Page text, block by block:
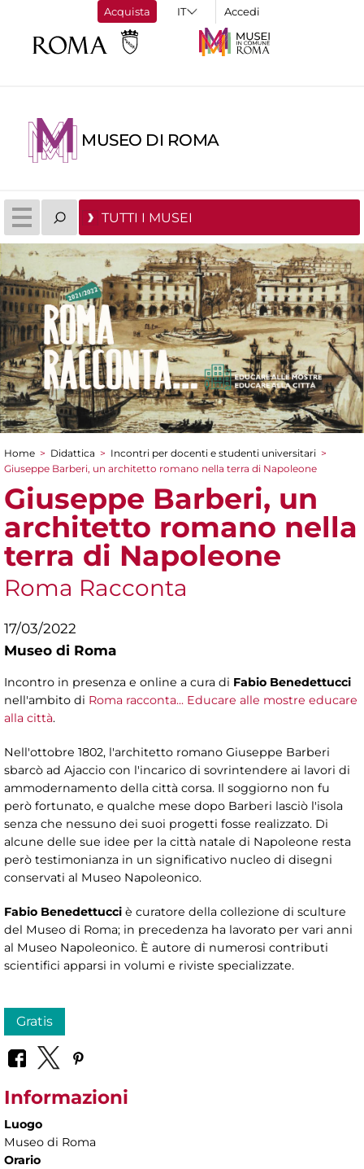
Acquista Accedi
MUSEO DI ROMA
TUTTI I MUSEI
Tu sei qui
Home > Didattica > Incontri per docenti e studenti universitari >
Giuseppe Barberi, un architetto romano nella terra di Napoleone
Giuseppe Barberi, un
architetto romano nella
terra di Napoleone
Roma Racconta
17/03/2022
Museo di Roma
Incontro in presenza e online a cura di Fabio Benedettucci
nell'ambito di Roma racconta... Educare alle mostre educare
alla città.
Nell'ottobre 1802, l'architetto romano Giuseppe Barberi
sbarcò ad Ajaccio con l'incarico di sovrintendere ai lavori di
ammodernamento della città corsa. Il soggiorno non fu
però fortunato, e qualche mese dopo Barberi lasciò l'isola
senza che nessuno dei suoi progetti fosse realizzato. Di
alcune delle sue idee per la città natale di Napoleone resta
però testimonianza in un significativo nucleo di disegni
conservati al Museo Napoleonico.
Fabio Benedettucci è curatore della collezione di sculture
del Museo di Roma; in precedenza ha lavorato per vari anni
al Museo Napoleonico. È autore di numerosi contributi
scientifici apparsi in volumi e riviste specializzate.
Gratis
Informazioni
Luogo
Museo di Roma
Orario